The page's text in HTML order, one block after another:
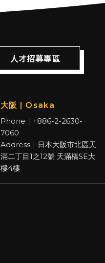
人才招募專區
大阪 | Osaka
Phone｜+886-2-2630-
7060
Address｜日本大阪市北區天
滿二丁目1之12號 天滿橋SE大
樓4樓